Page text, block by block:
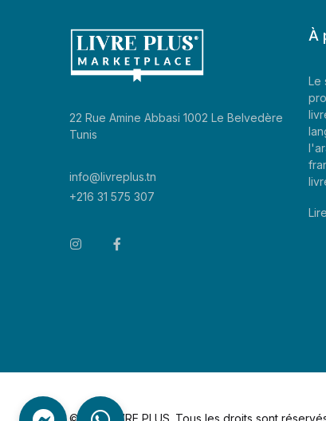
22 Rue Amine Abbasi 1002 Le Belvedère
Tunis
info@livreplus.tn
+216 31 575 307
À
Le
©2026 LIVRE PLUS. Tous les droits sont